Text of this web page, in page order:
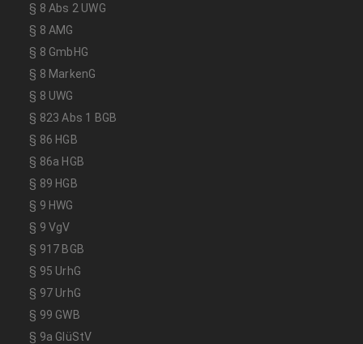
§ 8 Abs 2 UWG
§ 8 AMG
§ 8 GmbHG
§ 8 MarkenG
§ 8 UWG
§ 823 Abs 1 BGB
§ 86 HGB
§ 86a HGB
§ 89 HGB
§ 9 HWG
§ 9 VgV
§ 917 BGB
§ 95 UrhG
§ 97 UrhG
§ 99 GWB
§ 9a GlüStV